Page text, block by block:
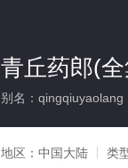
青丘药郎(
别名：qingqiuyaolang
地区： 中国大陆 类